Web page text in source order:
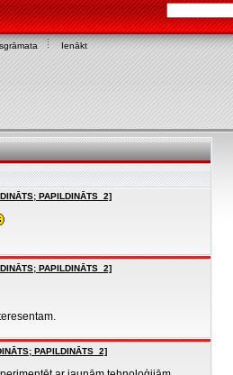
Ienākt
PAPILDINĀTS_2]
PAPILDINĀTS_2]
PAPILDINĀTS_2]